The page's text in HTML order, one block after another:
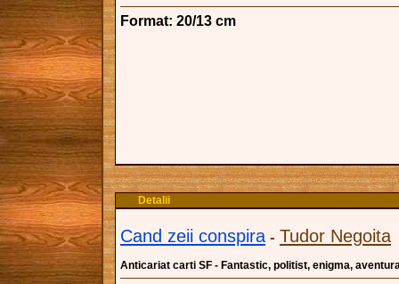
Format: 20/13 cm
Detalii
Cand zeii conspira- Tudor Negoita
Anticariat carti SF - Fantastic, politist, enigma,